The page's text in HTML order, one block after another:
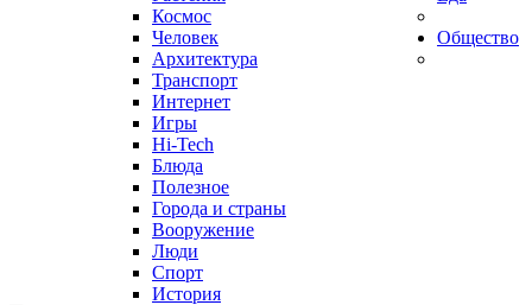
Космос
Человек
Архитектура
Транспорт
Интернет
Игры
Hi-Tech
Блюда
Полезное
Общество
Города и страны
Вооружение
Люди
Спорт
История